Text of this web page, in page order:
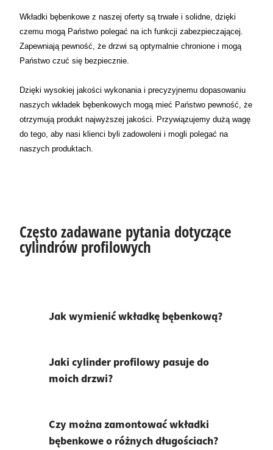
Wkładki bębenkowe z naszej oferty są trwałe i solidne, dzięki
czemu mogą Państwo polegać na ich funkcji zabezpieczającej.
Zapewniają pewność, że drzwi są optymalnie chronione i mogą
Państwo czuć się bezpiecznie.
Dzięki wysokiej jakości wykonania i precyzyjnemu dopasowaniu
naszych wkładek bębenkowych mogą mieć Państwo pewność, że
otrzymują produkt najwyższej jakości. Przywiązujemy dużą wagę
do tego, aby nasi klienci byli zadowoleni i mogli polegać na
naszych produktach.
Często zadawane pytania dotyczące
cylindrów profilowych
Jak wymienić wkładkę bębenkową?
Jaki cylinder profilowy pasuje do
moich drzwi?
Czy można zamontować wkładki
bębenkowe o różnych długościach?